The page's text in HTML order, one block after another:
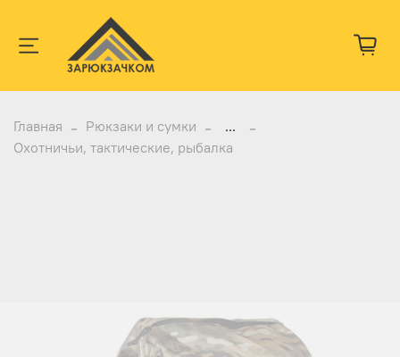
Главная Рюкзаки и сумки
...
Охотничьи, тактические, рыбалка